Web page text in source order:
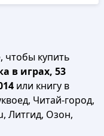
чтобы купить
в играх, 53
или книгу в
Читай-город,
Литгид, Озон,